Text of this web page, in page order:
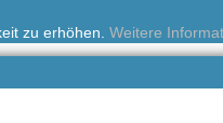
zu erhöhen. Weitere